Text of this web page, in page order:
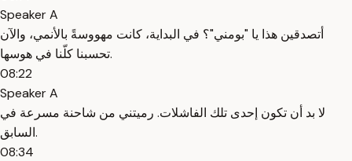
Speaker A
أتصدقين هذا يا "بومني"؟ في البداية، كانت مهووسةً بالأنمي، والآن
تحسبنا كلّنا في هوسها.
08:22
Speaker A
لا بد أن تكون إحدى تلك الفاشلات. رميتني من شاحنة مسرعة في
السابق.
08:34